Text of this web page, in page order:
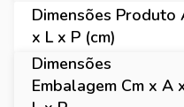
Dimensões Produto
x L x P (cm)
Dimensões
Embalagem Cm x A